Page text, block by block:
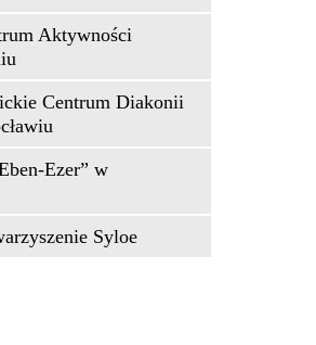
Aktywności
Centrum Diakonii
Ezer” w
Syloe